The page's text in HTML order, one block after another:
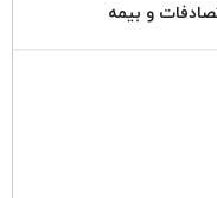
و بیمه